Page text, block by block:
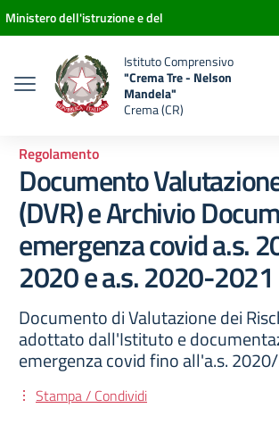
Vai ai contenuti
Vai al menu di navigazione
Vai al footer
Ministero dell'istruzione e del
Istituto Comprensivo
"Crema Tre - Nelson
Mandela"
Crema (CR)
Regolamento
Documento
(DVR) e Archivio
emergenza covid a.s.
2020 e a.s. 2020-2021
Documento di Valutazione dei
adottato dall'Istituto e
emergenza covid fino all'a.s.
Stampa / Condividi